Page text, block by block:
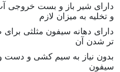
دارای شیر باز و بست خروجی
و تخلیه به میزان لازم
دارای دهانه سیفون مثلثی
تر شدن آن
بدون نیاز به سیم کشی و دست و
سیفون